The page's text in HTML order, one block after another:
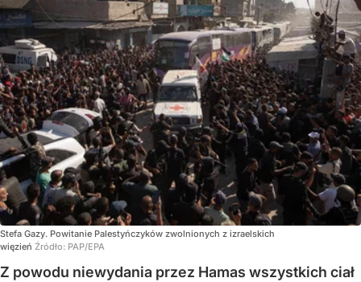
Stefa Gazy. Powitanie Palestyńczyków zwolnionych z izraelskich
więzień Źródło: PAP/EPA
Z powodu niewydania przez Hamas wszystkich ciał